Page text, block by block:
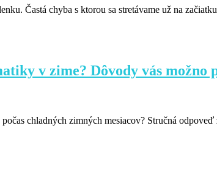
Častá chyba s ktorou sa stretávame už na
v zime? Dôvody vás možno
chladných zimných mesiacov? Stručná